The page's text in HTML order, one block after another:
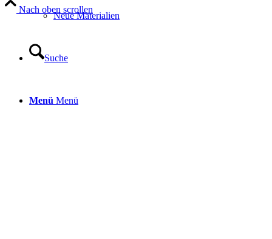
Neue Materialien
Suche
Menü Menü
Nach oben scrollen